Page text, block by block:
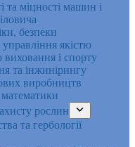
та міцності машин і
безпеки
управління якістю
і спорту
та інжинірингу
виробництв
рослин
та гербології